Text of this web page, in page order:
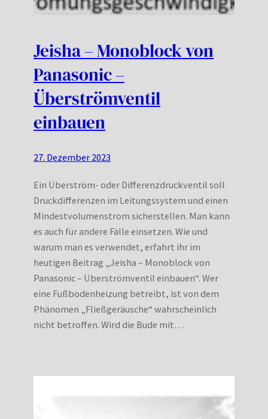
Jeisha – Monoblock von
Panasonic –
Überströmventil
einbauen
27. Dezember 2023
Ein Überström- oder Differenzdruckventil soll
Druckdifferenzen im Leitungssystem und einen
Mindestvolumenstrom sicherstellen. Man kann
es auch für andere Fälle einsetzen. Wie und
warum man es verwendet, erfahrt ihr im
heutigen Beitrag „Jeisha – Monoblock von
Panasonic – Überströmventil einbauen“. Wer
eine Fußbodenheizung betreibt, ist von dem
Phänomen „Fließgeräusche“ wahrscheinlich
nicht betroffen. Wird die Bude mit…